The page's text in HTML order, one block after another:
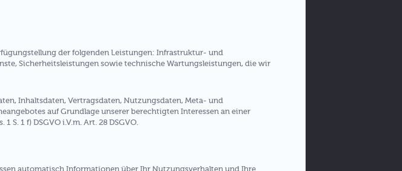
der folgenden Leistungen: Infrastruktur- und
Sicherheitsleistungen sowie technische Wartungsleistungen, die wir
Inhaltsdaten, Vertragsdaten, Nutzungsdaten, Meta- und
auf Grundlage unserer berechtigten Interessen an einer
1 f) DSGVO i.V.m. Art. 28 DSGVO.
automatisch Informationen über Ihr Nutzungsverhalten und Ihre